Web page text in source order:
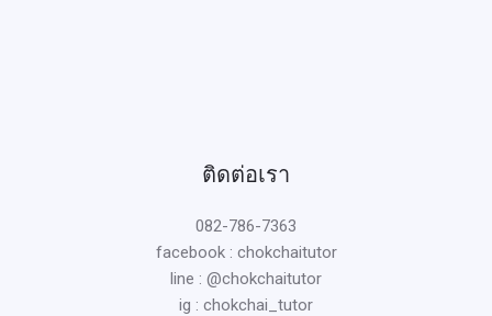
ติดต่อเรา
082-786-7363
facebook : chokchaitutor
line : @chokchaitutor
ig : chokchai_tutor